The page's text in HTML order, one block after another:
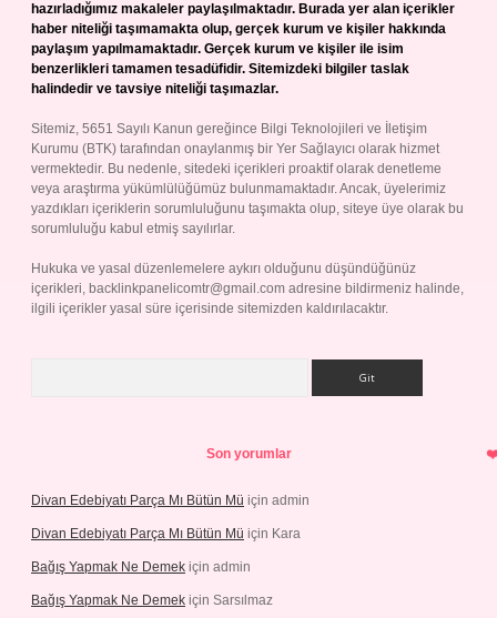
hazırladığımız makaleler paylaşılmaktadır. Burada yer alan içerikler
haber niteliği taşımamakta olup, gerçek kurum ve kişiler hakkında
paylaşım yapılmamaktadır. Gerçek kurum ve kişiler ile isim
benzerlikleri tamamen tesadüfidir. Sitemizdeki bilgiler taslak
halindedir ve tavsiye niteliği taşımazlar.
Sitemiz, 5651 Sayılı Kanun gereğince Bilgi Teknolojileri ve İletişim
Kurumu (BTK) tarafından onaylanmış bir Yer Sağlayıcı olarak hizmet
vermektedir. Bu nedenle, sitedeki içerikleri proaktif olarak denetleme
veya araştırma yükümlülüğümüz bulunmamaktadır. Ancak, üyelerimiz
yazdıkları içeriklerin sorumluluğunu taşımakta olup, siteye üye olarak bu
sorumluluğu kabul etmiş sayılırlar.
Hukuka ve yasal düzenlemelere aykırı olduğunu düşündüğünüz
içerikleri, backlinkpanelicomtr@gmail.com adresine bildirmeniz halinde,
ilgili içerikler yasal süre içerisinde sitemizden kaldırılacaktır.
Son yorumlar
Divan Edebiyatı Parça Mı Bütün Mü için admin
Divan Edebiyatı Parça Mı Bütün Mü için Kara
Bağış Yapmak Ne Demek için admin
Bağış Yapmak Ne Demek için Sarsılmaz